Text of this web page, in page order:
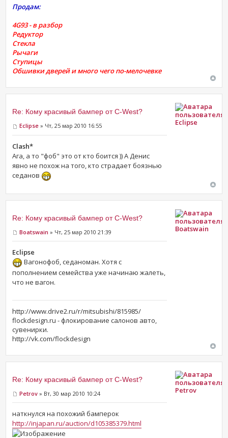
Продам:
4G93 - в разбор
Редуктор
Стекла
Рычаги
Ступицы
Обшивки дверей и много чего по-мелочевке
Re: Кому красивый бампер от C-West?
Eclipse » Чт, 25 мар 2010 16:55
Clash*
Ага, а то "фоб" это от кто боится )) А Денис
явно не похож на того, кто страдает боязнью
седанов
Eclipse
Re: Кому красивый бампер от C-West?
Boatswain » Чт, 25 мар 2010 21:39
Eclipse
Вагонофоб, седаноман. Хотя с
пополнением семейства уже начинаю жалеть,
что не вагон.
http://www.drive2.ru/r/mitsubishi/815985/
flockdesign.ru - флокирование салонов авто,
сувенирки.
http://vk.com/flockdesign
Boatswain
Re: Кому красивый бампер от C-West?
Petrov » Вт, 30 мар 2010 10:24
наткнулся на похожий бамперок
http://injapan.ru/auction/d105385379.html
Petrov